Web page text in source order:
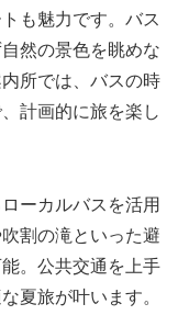
も魅力です。バス
然の景色を眺めな
所では、バスの時
計画的に旅を楽し
ーカルバスを活用
割の滝といった避
。公共交通を上手
夏旅が叶います。